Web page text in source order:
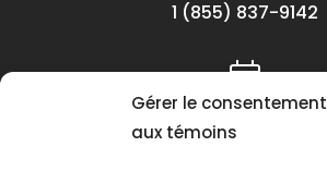
Gérer le consentement
aux témoins
1 (855) 837-9142
Lundi au vendredi